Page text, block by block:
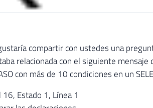
compartir con ustedes una
relacionada con el siguiente
con más de 10 condiciones en un
Estado 1, Línea 1